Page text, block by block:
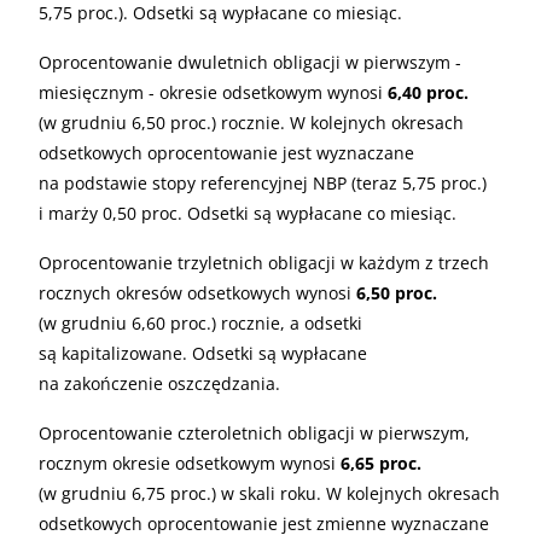
5,75 proc.). Odsetki są wypłacane co miesiąc.
Oprocentowanie dwuletnich obligacji w pierwszym -
miesięcznym - okresie odsetkowym wynosi 6,40 proc.
(w grudniu 6,50 proc.) rocznie. W kolejnych okresach
odsetkowych oprocentowanie jest wyznaczane
na podstawie stopy referencyjnej NBP (teraz 5,75 proc.)
i marży 0,50 proc. Odsetki są wypłacane co miesiąc.
Oprocentowanie trzyletnich obligacji w każdym z trzech
rocznych okresów odsetkowych wynosi 6,50 proc.
(w grudniu 6,60 proc.) rocznie, a odsetki
są kapitalizowane. Odsetki są wypłacane
na zakończenie oszczędzania.
Oprocentowanie czteroletnich obligacji w pierwszym,
rocznym okresie odsetkowym wynosi 6,65 proc.
(w grudniu 6,75 proc.) w skali roku. W kolejnych okresach
odsetkowych oprocentowanie jest zmienne wyznaczane